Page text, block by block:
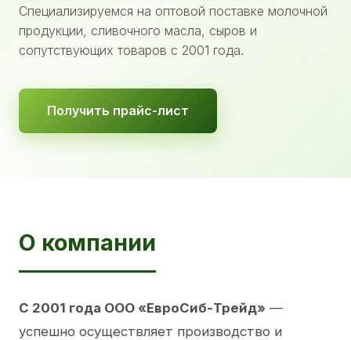
Специализируемся на оптовой поставке молочной
продукции, сливочного масла, сыров и
сопутствующих товаров с 2001 года.
Получить прайс-лист
О компании
С 2001 года ООО «ЕвроСиб-Трейд» —
успешно осуществляет производство и